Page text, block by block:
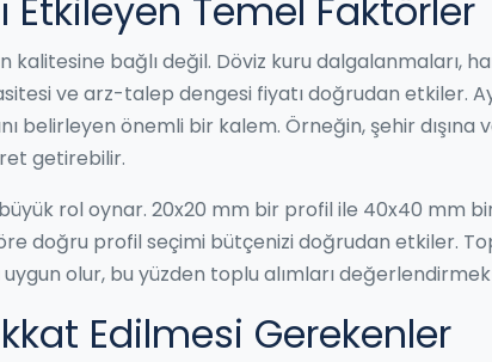
Etkileyen Temel Faktörler
bağlı değil. Döviz kuru dalgalanmaları,
ve arz-talep dengesi fiyatı doğrudan etkiler.
belirleyen önemli bir kalem. Örneğin, şehir dışına
getirebilir.
rol oynar. 20x20 mm bir profil ile 40x40 mm
doğru profil seçimi bütçenizi doğrudan etkiler.
olur, bu yüzden toplu alımları değerlendirmek
Edilmesi Gerekenler